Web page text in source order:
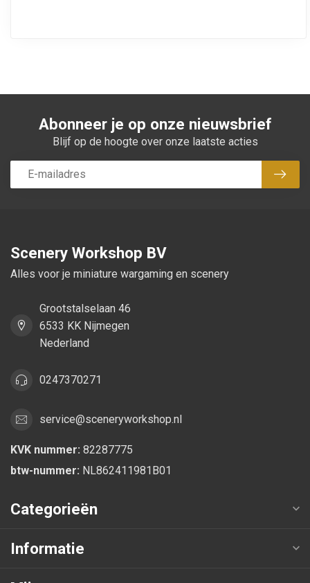
Abonneer je op onze nieuwsbrief
Blijf op de hoogte over onze laatste acties
Scenery Workshop BV
Alles voor je miniature wargaming en scenery
Grootstalselaan 46
6533 KK Nijmegen
Nederland
0247370271
service@sceneryworkshop.nl
KVK nummer: 82287775
btw-nummer: NL862411981B01
Categorieën
Informatie